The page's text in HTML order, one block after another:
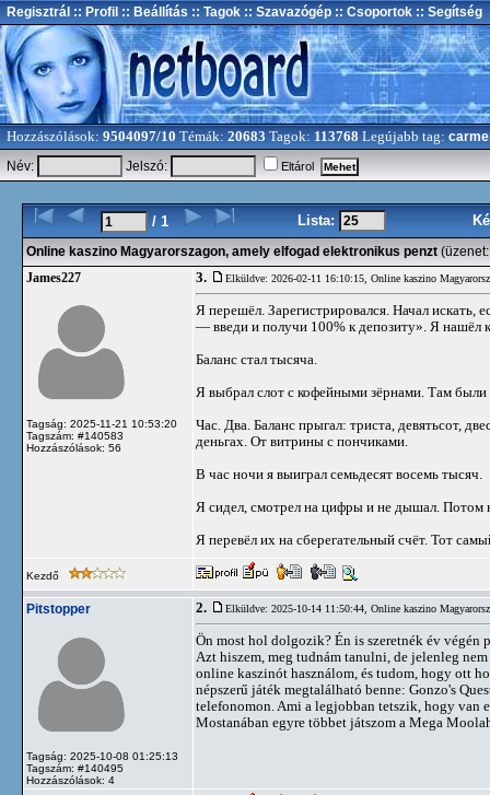
Regisztrál :: Profil :: Beállítás :: Tagok :: Szavazógép :: Csoportok :: Segítség
Hozzászólások: 9504097/10 Témák: 20683 Tagok: 113768 Legújabb tag:
Név:
Jelszó: Eltárol
/ 1 Lista:
Online kaszino Magyarorszagon, amely elfogad elektronikus penzt
James227
Tagság: 2025-11-21 10:53:20
Tagszám: #140583
Hozzászólások: 56
3. Elküldve: 2026-02-11 16:10:15, Online kaszino
Я перешёл. Зарегистрировался. Начал искать,
— введи и получи 100% к депозиту». Я нашёл
Баланс стал тысяча.
Я выбрал слот с кофейными зёрнами. Там
Час. Два. Баланс прыгал: триста, девятьсот,
деньгах. От витрины с пончиками.
В час ночи я выиграл семьдесят восемь тысяч.
Я сидел, смотрел на цифры и не дышал. Потом
Я перевёл их на сберегательный счёт. Тот
Kezdő
Pitstopper
Tagság: 2025-10-08 01:25:13
Tagszám: #140495
Hozzászólások: 4
2. Elküldve: 2025-10-14 11:50:44, Online kaszino
Ön most hol dolgozik? Én is szeretnék év végén
Azt hiszem, meg tudnám tanulni, de jelenleg
online kaszinót használom, és tudom, hogy ott
népszerű játék megtalálható benne: Gonzo's
telefonomon. Ami a legjobban tetszik, hogy van
Mostanában egyre többet játszom a Mega